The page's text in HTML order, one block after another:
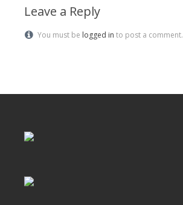
Leave a Reply
You must be logged in to post a comment.